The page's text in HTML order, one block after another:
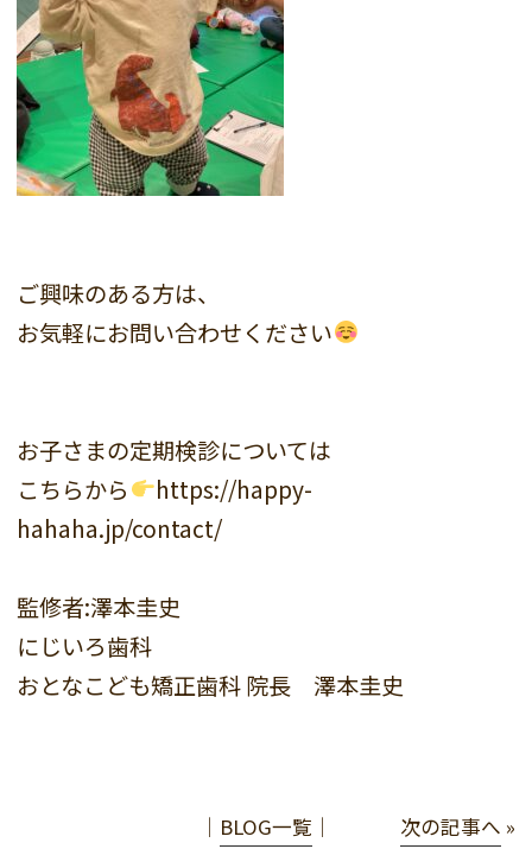
ご興味のある方は、
お気軽にお問い合わせください
お子さまの定期検診については
こちらから
https://happy-
hahaha.jp/contact/
監修者:澤本圭史
にじいろ歯科
おとなこども矯正歯科 院長 澤本圭史
│ BLOG一覧 │ 次の記事へ »